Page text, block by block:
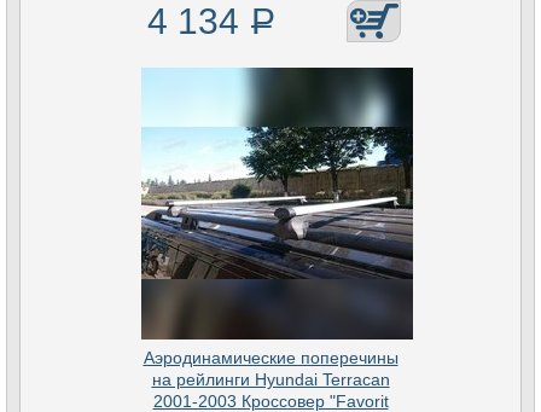
4 134 Р
Аэродинамические поперечины
на рейлинги Hyundai Terracan
2001-2003 Кроссовер "Favorit